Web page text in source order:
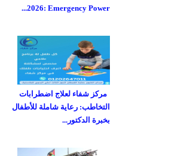
2026: Emergency Power...
مركز شفاء لعلاج اضطرابات
التخاطب: رعاية شاملة للأطفال
بخبرة الدكتور...